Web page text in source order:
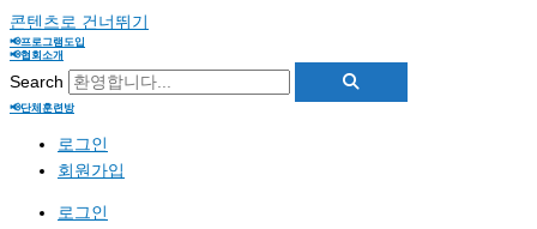
콘텐츠로 건너뛰기
📢프로그램도입
📢협회소개
Search
📢단체훈련방
로그인
회원가입
로그인